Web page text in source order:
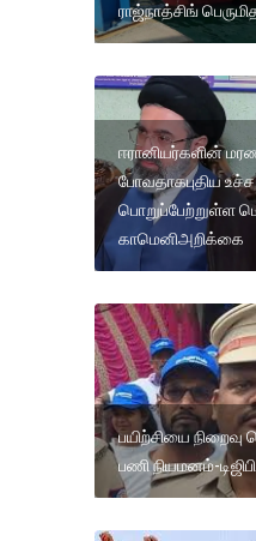
ராஜ்நாத்சிங்
ஈரானியர்களின்
போவதாகபுதிய
பொறுப்பேற்றுள்ள
காமெனிஅறிக்கை
பயிற்சியை
பணி நியமனம்-